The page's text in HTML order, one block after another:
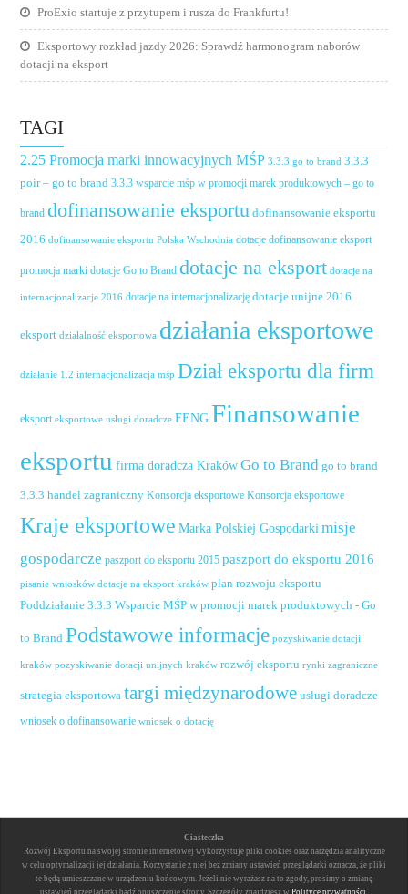
ProExio startuje z przytupem i rusza do Frankfurtu!
Eksportowy rozkład jazdy 2026: Sprawdź harmonogram naborów
dotacji na eksport
TAGI
2.25 Promocja marki innowacyjnych MŚP 3.3.3 go to brand 3.3.3
poir – go to brand 3.3.3 wsparcie mśp w promocji marek produktowych – go to
brand dofinansowanie eksportu dofinansowanie eksportu
2016 dofinansowanie eksportu Polska Wschodnia dotacje dofinansowanie eksport
promocja marki dotacje Go to Brand dotacje na eksport dotacje na
internacjonalizacje 2016 dotacje na internacjonalizację dotacje unijne 2016
eksport działalność eksportowa działania eksportowe
działanie 1.2 internacjonalizacja mśp Dział eksportu dla firm
eksport eksportowe usługi doradcze FENG Finansowanie
eksportu firma doradcza Kraków Go to Brand go to brand
3.3.3 handel zagraniczny Konsorcja eksportowe Konsorcja eksportowe
Kraje eksportowe Marka Polskiej Gospodarki misje
gospodarcze paszport do eksportu 2015 paszport do eksportu 2016
pisanie wniosków dotacje na eksport kraków plan rozwoju eksportu
Poddziałanie 3.3.3 Wsparcie MŚP w promocji marek produktowych - Go
to Brand Podstawowe informacje pozyskiwanie dotacji
kraków pozyskiwanie dotacji unijnych kraków rozwój eksportu rynki zagraniczne
strategia eksportowa targi międzynarodowe usługi doradcze
wniosek o dofinansowanie wniosek o dotację
Ciasteczka
Rozwój Eksportu na swojej stronie internetowej wykorzystuje pliki cookies oraz narzędzia analityczne
w celu optymalizacji jej działania. Korzystanie z niej bez zmiany ustawień przeglądarki oznacza, że pliki
te będą umieszczane w urządzeniu końcowym. Jeżeli nie wyrażasz na to zgody, prosimy o zmianę